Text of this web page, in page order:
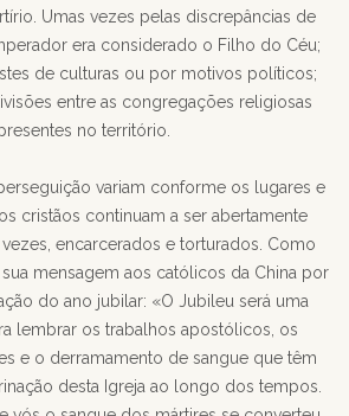
Umas vezes pelas discrepâncias de
era considerado o Filho do Céu;
de culturas ou por motivos políticos;
entre as congregações religiosas
no território.
variam conforme os lugares e
cristãos continuam a ser abertamente
encarcerados e torturados. Como
sua mensagem aos católicos da China por
do ano jubilar: «O Jubileu será uma
lembrar os trabalhos apostólicos, os
e o derramamento de sangue que têm
desta Igreja ao longo dos tempos.